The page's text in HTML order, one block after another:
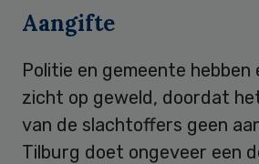
Aangifte
Politie en gemeente hebben
zicht op geweld, doordat
van de slachtoffers geen
Tilburg doet ongeveer een